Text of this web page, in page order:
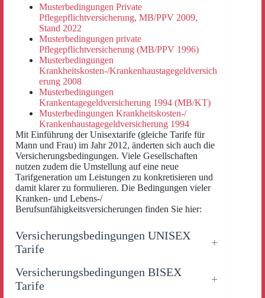
Musterbedingungen Private
Pflegepflichtversicherung, MB/PPV 2009,
Stand 2022
Musterbedingungen private
Pflegepflichtversicherung (MB/PPV 1996)
Musterbedingungen
Krankheitskosten-/Krankenhaustagegeldversich
erung 2008
Musterbedingungen
Krankentagegeldversicherung 1994 (MB/KT)
Musterbedingungen Krankheitskosten-/
Krankenhaustagegeldversicherung 1994
Mit Einführung der Unisextarife (gleiche Tarife für
Mann und Frau) im Jahr 2012, änderten sich auch die
Versicherungsbedingungen. Viele Gesellschaften
nutzen zudem die Umstellung auf eine neue
Tarifgeneration um Leistungen zu konkretisieren und
damit klarer zu formulieren. Die Bedingungen vieler
Kranken- und Lebens-/
Berufsunfähigkeitsversicherungen finden Sie hier:
Versicherungsbedingungen UNISEX
Tarife
Versicherungsbedingungen BISEX
Tarife